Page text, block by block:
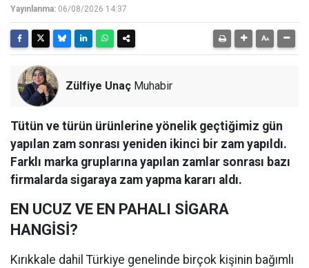
Yayınlanma: 06/08/2026 14:37
Zülfiye Unaç Muhabir
Tütün ve türün ürünlerine yönelik geçtiğimiz gün
yapılan zam sonrası yeniden ikinci bir zam yapıldı.
Farklı marka gruplarına yapılan zamlar sonrası bazı
firmalarda sigaraya zam yapma kararı aldı.
EN UCUZ VE EN PAHALI SİGARA
HANGİSİ?
Kırıkkale dahil Türkiye genelinde birçok kişinin bağımlı